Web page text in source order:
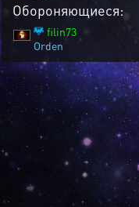
Обороняющиеся:
filin73
Orden